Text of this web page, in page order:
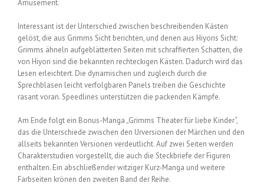
Amüsement.
Interessant ist der Unterschied zwischen beschreibenden Kästen
gelöst, die aus Grimms Sicht berichten, und denen aus Hiyoris Sicht:
Grimms ähneln aufgeblätterten Seiten mit schraffierten Schatten, die
von Hiyori sind die bekannten rechteckigen Kästen. Dadurch wird das
Lesen erleichtert. Die dynamischen und zugleich durch die
Sprechblasen leicht verfolgbaren Panels treiben die Geschichte
rasant voran. Speedlines unterstützen die packenden Kämpfe.
Am Ende folgt ein Bonus-Manga „Grimms Theater für liebe Kinder“,
das die Unterschiede zwischen den Urversionen der Märchen und den
allseits bekannten Versionen verdeutlicht. Auf zwei Seiten werden
Charakterstudien vorgestellt, die auch die Steckbriefe der Figuren
enthalten. Ein abschließender witziger Kurz-Manga und weitere
Farbseiten krönen den zweiten Band der Reihe.